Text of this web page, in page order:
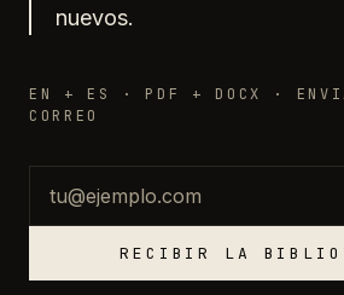
nuevos.
EN + ES · PDF + DOCX ·
CORREO
RECIBIR LA